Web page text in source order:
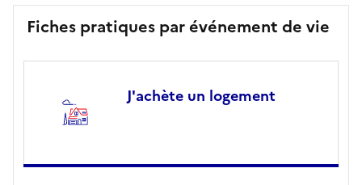
Fiches pratiques par événement de vie
J'achète un logement